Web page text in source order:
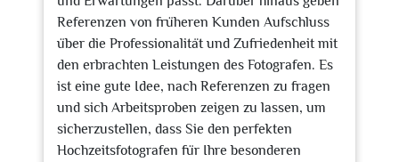
Referenzen von früheren Kunden Aufschluss
über die Professionalität und Zufriedenheit mit
den erbrachten Leistungen des Fotografen. Es
ist eine gute Idee, nach Referenzen zu fragen
und sich Arbeitsproben zeigen zu lassen, um
sicherzustellen, dass Sie den perfekten
Hochzeitsfotografen für Ihre besonderen